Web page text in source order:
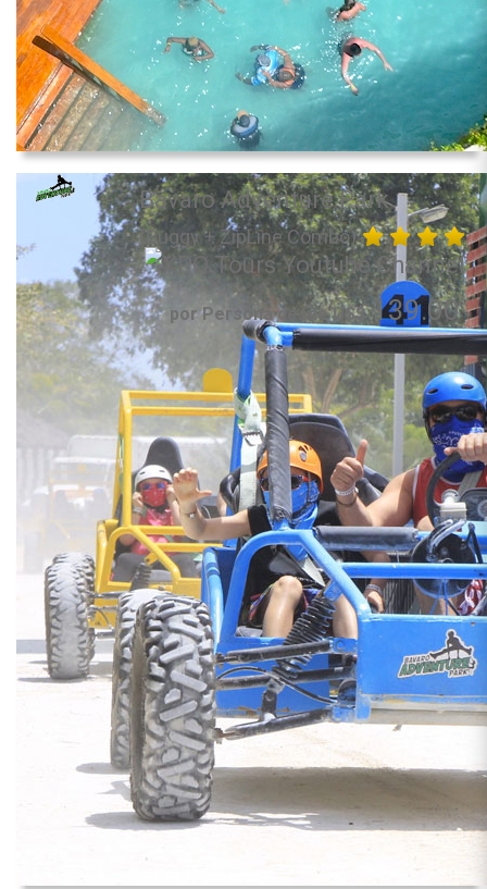
Bavaro Adventure Park
(Buggy + ZipLine Combo)
por Persona desde US$139.00